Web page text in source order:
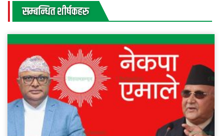
सम्बन्धित शीर्षकहरु